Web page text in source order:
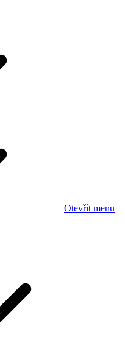
Otevřít menu